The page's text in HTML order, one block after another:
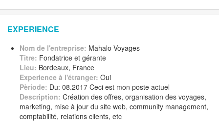
EXPERIENCE
Nom de l'entreprise: Mahalo Voyages
Titre: Fondatrice et gérante
Lieu: Bordeaux, France
Experience à l'étranger: Oui
Pèriode: Du: 08.2017 Ceci est mon poste actuel
Description: Création des offres, organisation des voyages,
marketing, mise à jour du site web, community management,
comptabilité, relations clients, etc